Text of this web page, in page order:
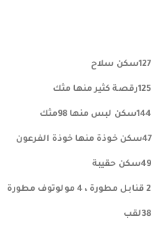
127سكن سلاح
125رقصة كثير منها مثك
144سكن لبس منها 98مثك
47سكن خوذة منها خوذة الفرعون
49سكن حقيبة
2 قنابل مطورة ، 4 مولوتوف مطورة
38لقب